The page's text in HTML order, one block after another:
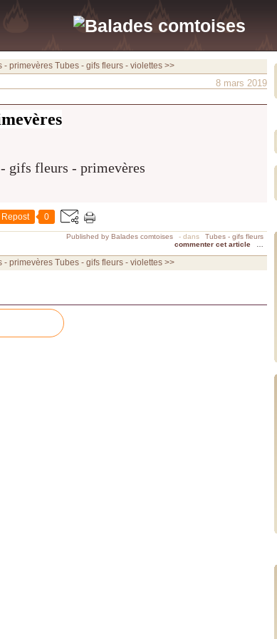
- primevères Tubes - gifs fleurs - violettes >>
8 mars 2019
Repost 0
Published by Balades comtoises - dans
Tubes - gifs fleurs
commenter cet article
- primevères Tubes - gifs fleurs - violettes >>